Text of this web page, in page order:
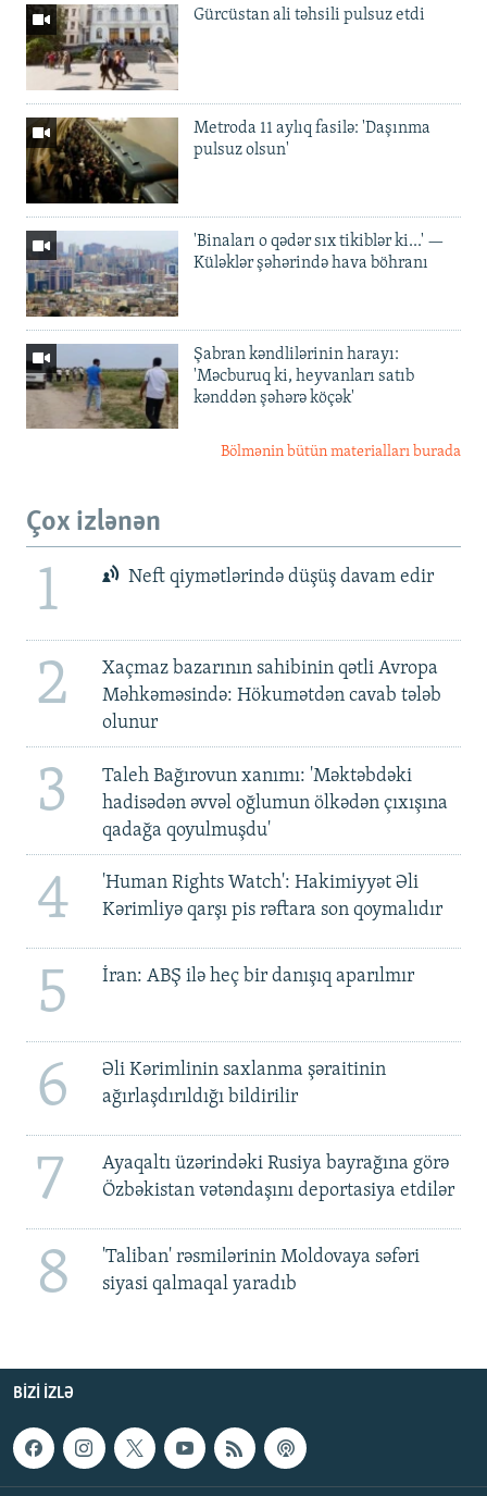
Gürcüstan ali təhsili pulsuz etdi
Metroda 11 aylıq fasilə: 'Daşınma
pulsuz olsun'
'Binaları o qədər sıx tikiblər ki...' —
Küləklər şəhərində hava böhranı
Şabran kəndlilərinin harayı:
'Məcburuq ki, heyvanları satıb
kənddən şəhərə köçək'
Bölmənin bütün materialları burada
Çox izlənən
1 Neft qiymətlərində düşüş davam edir
2
Xaçmaz bazarının sahibinin qətli Avropa
Məhkəməsində: Hökumətdən cavab tələb
olunur
3
Taleh Bağırovun xanımı: 'Məktəbdəki
hadisədən əvvəl oğlumun ölkədən çıxışına
qadağa qoyulmuşdu'
4
'Human Rights Watch': Hakimiyyət Əli
Kərimliyə qarşı pis rəftara son qoymalıdır
5 İran: ABŞ ilə heç bir danışıq aparılmır
6
Əli Kərimlinin saxlanma şəraitinin
ağırlaşdırıldığı bildirilir
7
Ayaqaltı üzərindəki Rusiya bayrağına görə
Özbəkistan vətəndaşını deportasiya etdilər
8
'Taliban' rəsmilərinin Moldovaya səfəri
siyasi qalmaqal yaradıb
BIZI IZLƏ